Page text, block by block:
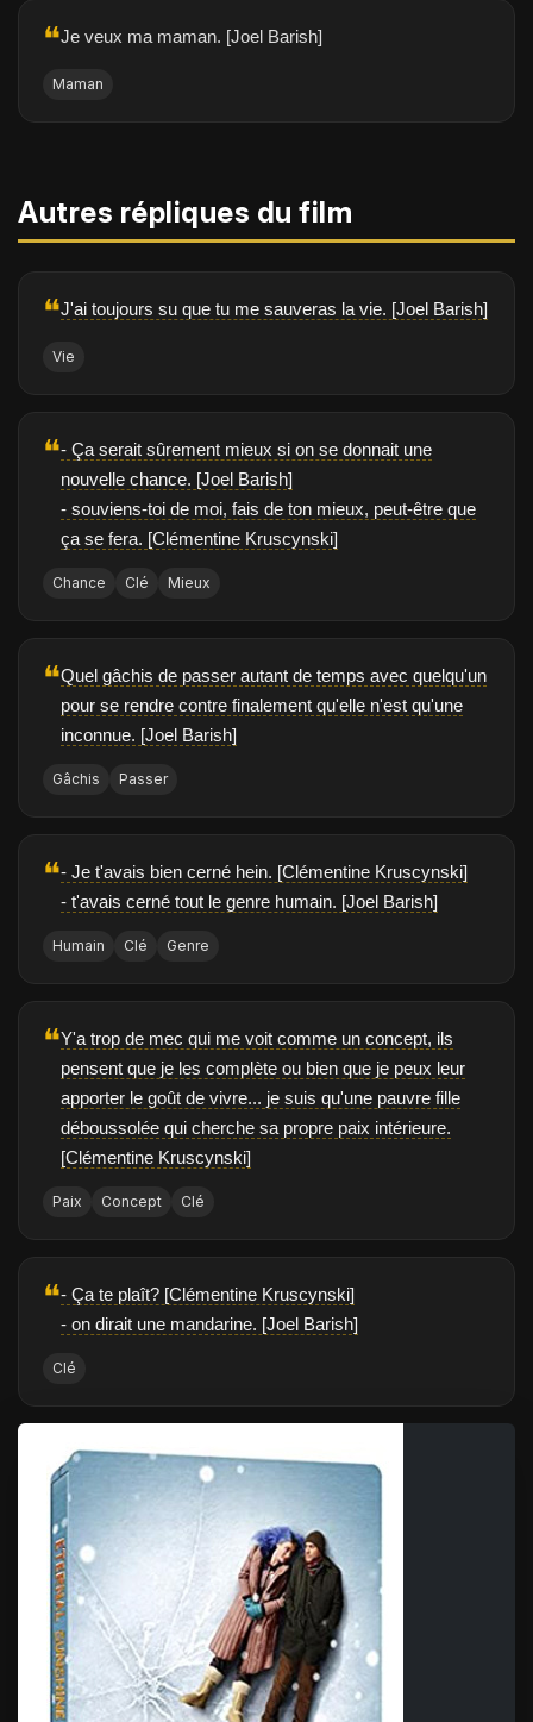
❝Je veux ma maman. [Joel Barish]
Maman
Autres répliques du film
❝J'ai toujours su que tu me sauveras la vie. [Joel Barish]
Vie
❝- Ça serait sûrement mieux si on se donnait une
nouvelle chance. [Joel Barish]
- souviens-toi de moi, fais de ton mieux, peut-être que
ça se fera. [Clémentine Kruscynski]
Chance Clé Mieux
❝Quel gâchis de passer autant de temps avec quelqu'un
pour se rendre contre finalement qu'elle n'est qu'une
inconnue. [Joel Barish]
Gâchis Passer
❝- Je t'avais bien cerné hein. [Clémentine Kruscynski]
- t'avais cerné tout le genre humain. [Joel Barish]
Humain Clé Genre
❝Y'a trop de mec qui me voit comme un concept, ils
pensent que je les complète ou bien que je peux leur
apporter le goût de vivre... je suis qu'une pauvre fille
déboussolée qui cherche sa propre paix intérieure.
[Clémentine Kruscynski]
Paix Concept Clé
❝- Ça te plaît? [Clémentine Kruscynski]
- on dirait une mandarine. [Joel Barish]
Clé